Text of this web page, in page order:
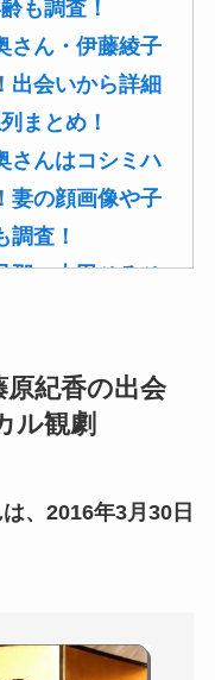
も調査！
さん・伊藤綾子
出会いから詳細
まとめ！
さんはコシミハ
妻の顔画像や子
調査！
那・古田ひろひ
那・新原浩朗(官
ごい！顔画像や
旦那・太田光る
め！夫の会社
結婚！不倫で
原紀香の出会
ル観劇
、2016年3月30日